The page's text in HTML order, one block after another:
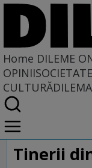
Home DILEME
OPINIISOCIETATE
CULTURĂ
Home
Dileme on-line
Tinerii